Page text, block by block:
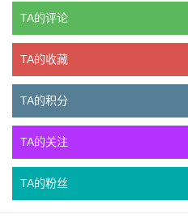
TA的评论
TA的收藏
TA的积分
TA的关注
TA的粉丝